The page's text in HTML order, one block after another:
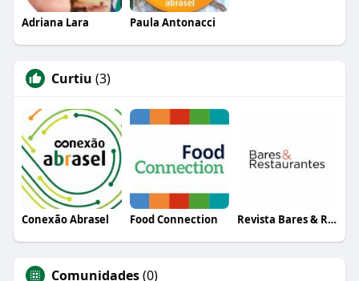
Adriana Lara Paula Antonacci
Curtiu (3)
Conexão Abrasel Food Connection Revista Bares & Restaurantes
Comunidades(0)